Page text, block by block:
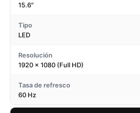
15.6"
Tipo
LED
Resolución
1920 x 1080 (Full HD)
Tasa de refresco
60 Hz